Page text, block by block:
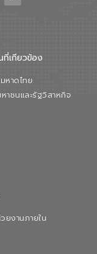
ที่เกียวข้อง
หาดไทย
าชนและรัฐวิสาหกิจ
งานภายใน